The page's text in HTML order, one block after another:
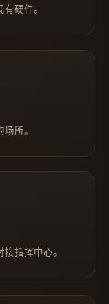
硬件。
所。
指挥中心。